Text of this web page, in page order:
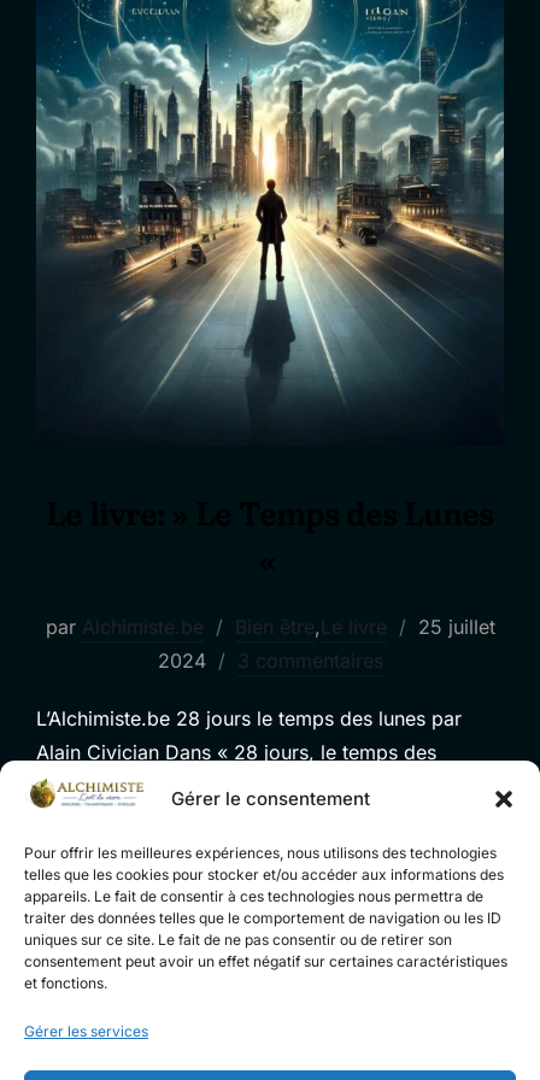
Gérer le consentement
Pour offrir les meilleures expériences, nous utilisons des technologies
telles que les cookies pour stocker et/ou accéder aux informations des
appareils. Le fait de consentir à ces technologies nous permettra de
traiter des données telles que le comportement de navigation ou les ID
uniques sur ce site. Le fait de ne pas consentir ou de retirer son
consentement peut avoir un effet négatif sur certaines caractéristiques
et fonctions.
Gérer les services
par Alchimiste.be Bien être, Le livre
Publié
25 juillet
2024
3 commentaires
L’Alchimiste.be 28 jours le temps des lunes par
Alain Civician Dans « 28 jours, le temps des
lunes », Léo, un graphiste et développeur web
artificielle, entreprend un voyage de transformation
personnelle après sa rencontre fortuite avec Vartan
Solstice, l’alchimiste. Ce hasard, s’apparentant à un
tournant déterminant, pousse Léo à intégrer …